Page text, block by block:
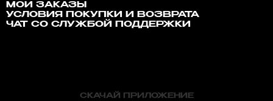
МОИ ЗАКАЗЫ
УСЛОВИЯ ПОКУПКИ И ВОЗВРАТА
ЧАТ СО СЛУЖБОЙ ПОДДЕРЖКИ
СКАЧАЙ ПРИЛОЖЕНИЕ